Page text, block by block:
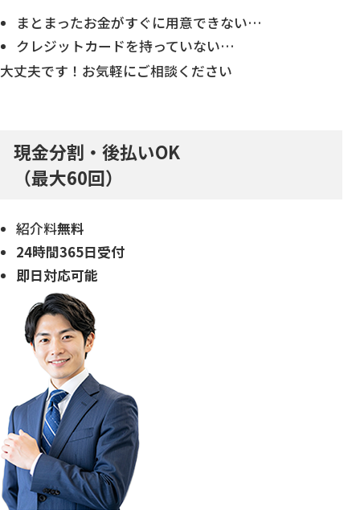
まとまったお金がすぐに用意できない…
クレジットカードを持っていない…
大丈夫です！お気軽にご相談ください
現金分割・後払いOK
（最大60回）
紹介料無料
24時間365日受付
即日対応可能